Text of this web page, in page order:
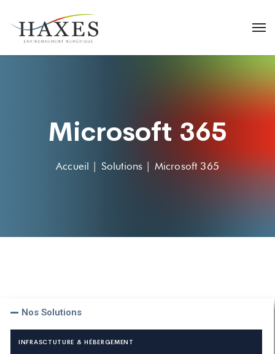
Microsoft 365
Accueil | Solutions | Microsoft 365
Nos Solutions
INFRASCTUTURE & HÉBERGEMENT